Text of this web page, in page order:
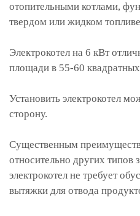
отопительными котлами,
твердом или жидком
Электрокотел на 6 кВт
площади в 55-60
Установить электрокотел
сторону.
Существенным
относительно других типов
электрокотел не требует
вытяжки для отвода